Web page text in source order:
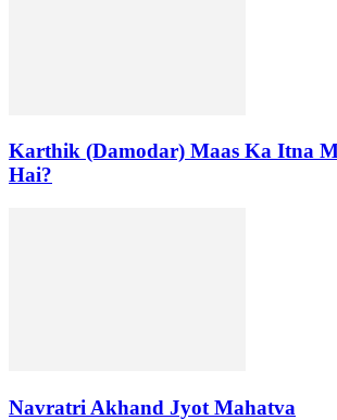
Karthik (Damodar) Maas Ka Itna
Hai?
Navratri Akhand Jyot Mahatva